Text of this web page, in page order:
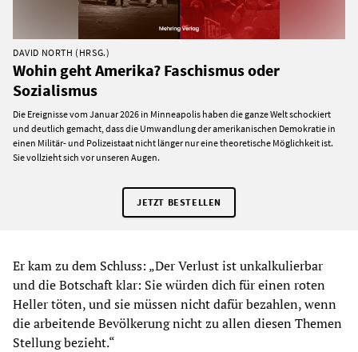
DAVID NORTH (HRSG.)
Wohin geht Amerika? Faschismus oder
Sozialismus
Die Ereignisse vom Januar 2026 in Minneapolis haben die ganze Welt schockiert
und deutlich gemacht, dass die Umwandlung der amerikanischen Demokratie in
einen Militär- und Polizeistaat nicht länger nur eine theoretische Möglichkeit ist.
Sie vollzieht sich vor unseren Augen.
JETZT BESTELLEN
Er kam zu dem Schluss: „Der Verlust ist unkalkulierbar
und die Botschaft klar: Sie würden dich für einen roten
Heller töten, und sie müssen nicht dafür bezahlen, wenn
die arbeitende Bevölkerung nicht zu allen diesen Themen
Stellung bezieht.“